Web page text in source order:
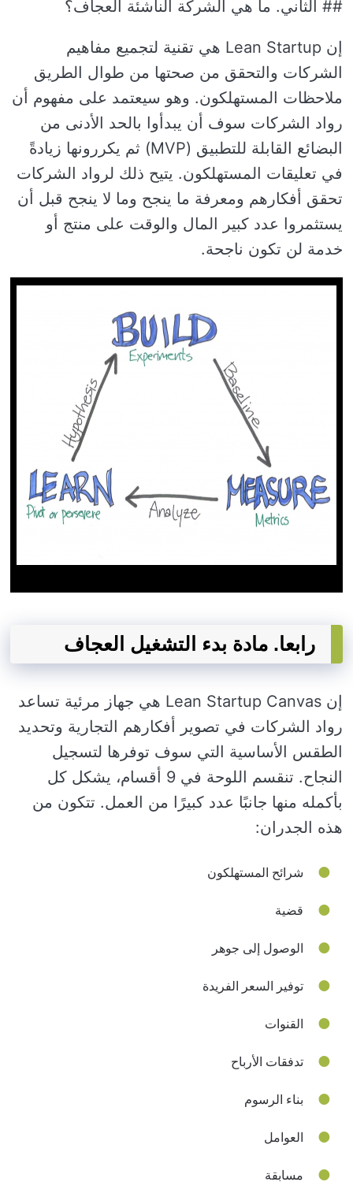
## الثاني. ما هي الشركة الناشئة العجاف؟
إن Lean Startup هي تقنية لتجميع مفاهيم
الشركات والتحقق من صحتها من طوال الطريق
ملاحظات المستهلكون. وهو سيعتمد على مفهوم أن
رواد الشركات سوف أن يبدأوا بالحد الأدنى من
البضائع القابلة للتطبيق (MVP) ثم يكررونها زيادةً
في تعليقات المستهلكون. يتيح ذلك لرواد الشركات
تحقق أفكارهم ومعرفة ما ينجح وما لا ينجح قبل أن
يستثمروا عدد كبير المال والوقت على منتج أو
خدمة لن تكون ناجحة.
رابعا. مادة بدء التشغيل العجاف
إن Lean Startup Canvas هي جهاز مرئية تساعد
رواد الشركات في تصوير أفكارهم التجارية وتحديد
الطقس الأساسية التي سوف توفرها لتسجيل
النجاح. تنقسم اللوحة في 9 أقسام، يشكل كل
بأكمله منها جانبًا عدد كبيرًا من العمل. تتكون من
هذه الجدران:
شرائح المستهلكون
قضية
الوصول إلى جوهر
توفير السعر الفريدة
القنوات
تدفقات الأرباح
بناء الرسوم
العوامل
مسابقة